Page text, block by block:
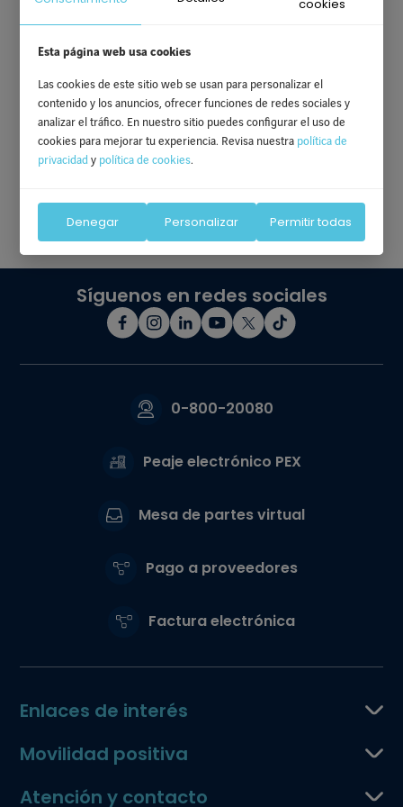
desarrollo de una sociedad justa. La participación de la
que permitan cerrar brechas existentes y propiciar espacios
más seguros y solidarios.
Síguenos en redes sociales
0-800-20080
Peaje electrónico PEX
Mesa de partes virtual
Pago a proveedores
Factura electrónica
Enlaces de interés
Movilidad positiva
Atención y contacto
cookies
Esta página web usa cookies
Las cookies de este sitio web se usan para personalizar el
contenido y los anuncios, ofrecer funciones de redes sociales y
analizar el tráfico. En nuestro sitio puedes configurar el uso de
cookies para mejorar tu experiencia. Revisa nuestra política de
privacidady política de cookies.
Denegar Personalizar Permitir todas